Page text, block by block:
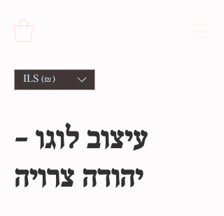
ILS (₪)
עיצוב לוגו -
יהודה צרויה